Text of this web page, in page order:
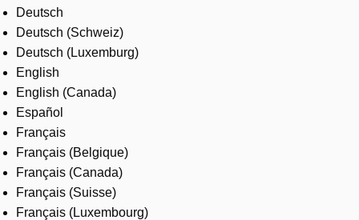
About us
Where to buy
Contact us
Careers
Deutsch
Deutsch (Schweiz)
Deutsch (Luxemburg)
English
English (Canada)
Español
Français
Français (Belgique)
Français (Canada)
Français (Suisse)
Français (Luxembourg)